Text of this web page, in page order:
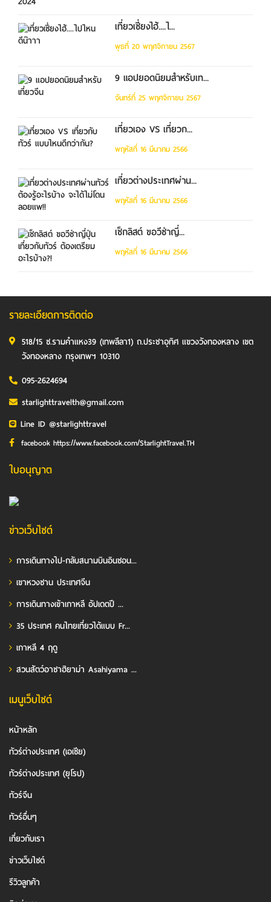
เที่ยวเซี่ยงไฮ้....ไ...
พุธที่ 20 พฤศจิกายน 2567
9 แอปยอดนิยมสำหรับเท...
จันทร์ที่ 25 พฤศจิกายน 2567
เที่ยวเอง VS เที่ยวก...
พฤหัสที่ 16 มีนาคม 2566
เที่ยวต่างประเทศผ่าน...
พฤหัสที่ 16 มีนาคม 2566
เช็กลิสต์ ขอวีซ่าญี่...
พฤหัสที่ 16 มีนาคม 2566
รายละเอียดการติดต่อ
518/15 ซ.รามคำแหง39 (เทพลีลา1) ถ.ประชาอุทิศ แขวงวังทองหลาง เขต
วังทองหลาง กรุงเทพฯ 10310
095-2624694
starlighttravelth@gmail.com
Line ID @starlighttravel
facebook https://www.facebook.com/StarlightTravel.TH
ใบอนุญาต
ข่าวเว็บไซต์
การเดินทางไป-กลับสนามบินอินชอน...
เขาหวงซาน ประเทศจีน
การเดินทางเข้าเกาหลี อัปเดตปี ...
35 ประเทศ คนไทยเที่ยวได้แบบ Fr...
เกาหลี 4 ฤดู
สวนสัตว์อาซาฮิยาม่า Asahiyama ...
เมนูเว็บไซต์
หน้าหลัก
ทัวร์ต่างประเทศ (เอเชีย)
ทัวร์ต่างประเทศ (ยุโรป)
ทัวร์จีน
ทัวร์อื่นๆ
เกี่ยวกับเรา
ข่าวเว็บไซต์
รีวิวลูกค้า